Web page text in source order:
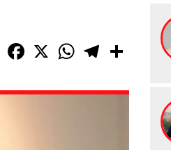
Facebook
X WhatsAppTelegram